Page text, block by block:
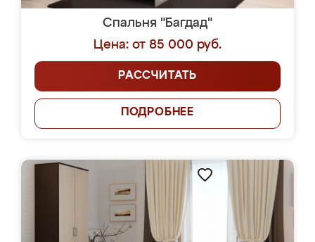
Спальня "Багдад"
Цена: от 85 000 руб.
РАССЧИТАТЬ
ПОДРОБНЕЕ